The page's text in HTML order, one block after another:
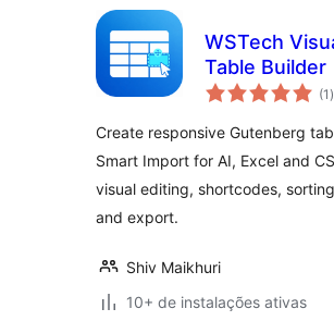
WSTech
Table Builder
(1 )
Create responsive Gutenberg
Smart Import for AI, Excel and
visual editing, shortcodes,
and export.
Shiv Maikhuri
10+ de instalações ativas